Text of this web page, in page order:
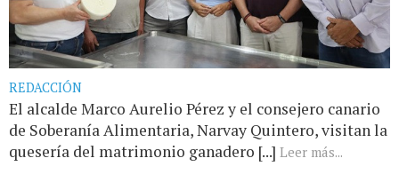
REDACCIÓN
El alcalde Marco Aurelio Pérez y el consejero canario
de Soberanía Alimentaria, Narvay Quintero, visitan la
quesería del matrimonio ganadero [...] Leer más...